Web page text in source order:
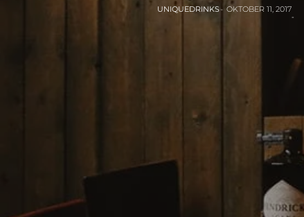
UNIQUEDRINKS OKTOBER 11, 2017